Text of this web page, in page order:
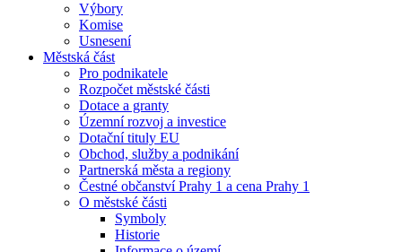
Výbory
Komise
Usnesení
Městská část
Pro podnikatele
Rozpočet městské části
Dotace a granty
Územní rozvoj a investice
Dotační tituly EU
Obchod, služby a podnikání
Partnerská města a regiony
Čestné občanství Prahy 1 a cena Prahy 1
O městské části
Symboly
Historie